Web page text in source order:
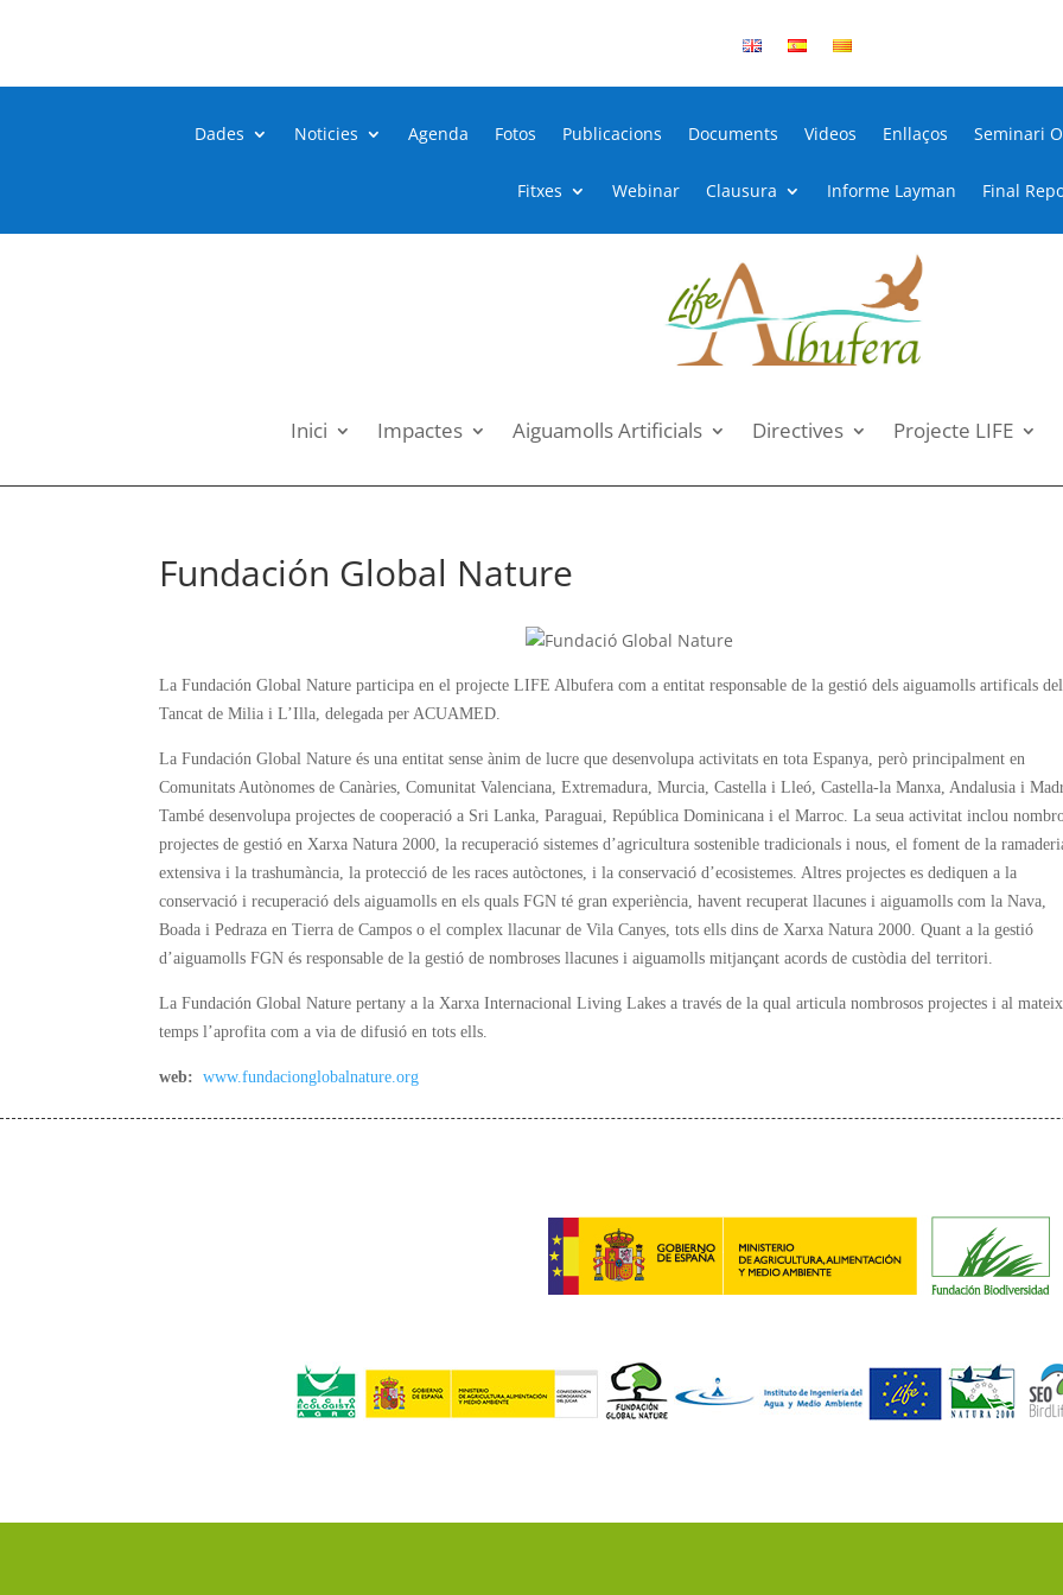
Dades Noticies Agenda Fotos Publicacions Documents Videos Enllaços Seminari
Fitxes Webinar Clausura Informe Layman Final
Inici Impactes Aiguamolls Artificials Directives Projecte LIFE
Fundación Global Nature
La Fundación Global Nature participa en el projecte LIFE Albufera com a entitat responsable de la gestió dels aiguamolls artificals del
Tancat de Milia i L’Illa, delegada per ACUAMED.
La Fundación Global Nature és una entitat sense ànim de lucre que desenvolupa activitats en tota Espanya, però principalment en
Comunitats Autònomes de Canàries, Comunitat Valenciana, Extremadura, Murcia, Castella i Lleó, Castella-la Manxa, Andalusia i
També desenvolupa projectes de cooperació a Sri Lanka, Paraguai, República Dominicana i el Marroc. La seua activitat inclou
projectes de gestió en Xarxa Natura 2000, la recuperació sistemes d’agricultura sostenible tradicionals i nous, el foment de la
extensiva i la trashumància, la protecció de les races autòctones, i la conservació d’ecosistemes. Altres projectes es dediquen a la
conservació i recuperació dels aiguamolls en els quals FGN té gran experiència, havent recuperat llacunes i aiguamolls com la Nava,
Boada i Pedraza en Tierra de Campos o el complex llacunar de Vila Canyes, tots ells dins de Xarxa Natura 2000. Quant a la gestió
d’aiguamolls FGN és responsable de la gestió de nombroses llacunes i aiguamolls mitjançant acords de custòdia del territori.
La Fundación Global Nature pertany a la Xarxa Internacional Living Lakes a través de la qual articula nombrosos projectes i al mateix
temps l’aprofita com a via de difusió en tots ells.
web:www.fundacionglobalnature.org